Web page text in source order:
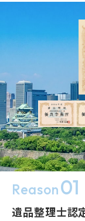
Reason01
遺品整理士認